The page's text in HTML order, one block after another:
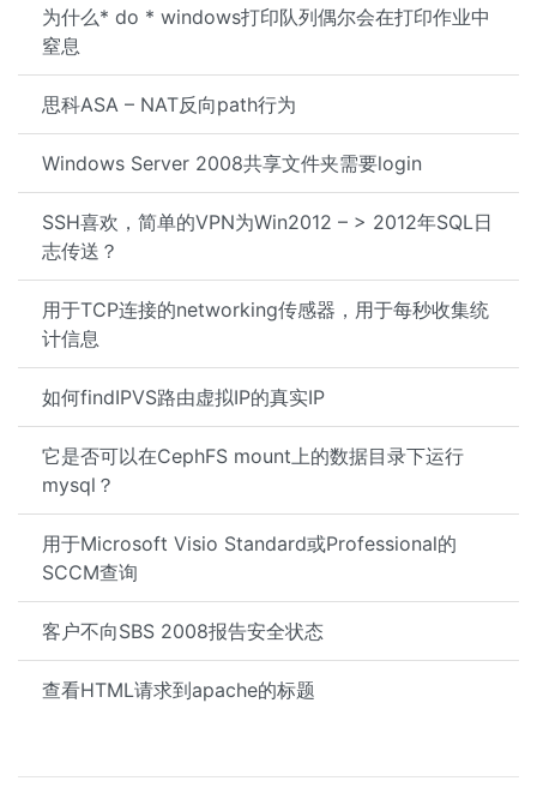
为什么* do * windows打印队列偶尔会在打印作业中
窒息
思科ASA – NAT反向path行为
Windows Server 2008共享文件夹需要login
SSH喜欢，简单的VPN为Win2012 – > 2012年SQL日
志传送？
用于TCP连接的networking传感器，用于每秒收集统
计信息
如何findIPVS路由虚拟IP的真实IP
它是否可以在CephFS mount上的数据目录下运行
mysql？
用于Microsoft Visio Standard或Professional的
SCCM查询
客户不向SBS 2008报告安全状态
查看HTML请求到apache的标题